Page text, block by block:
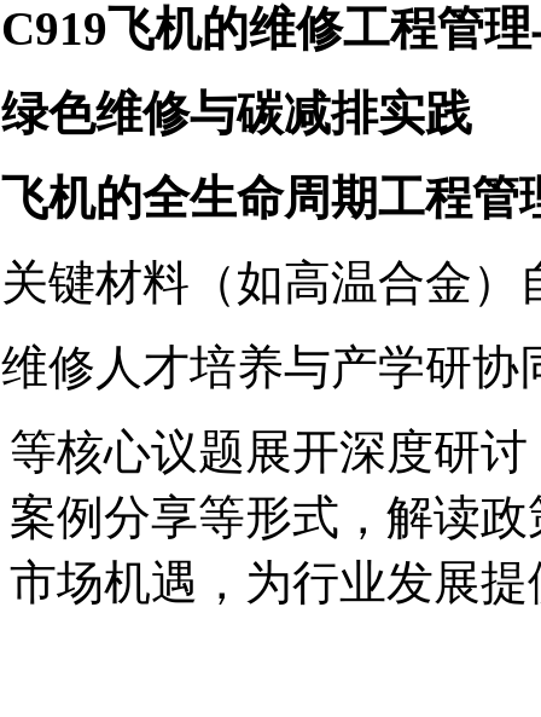
C919飞机的维修工程管
绿色维修与碳减排实践
飞机的全生命周期工程管
键材料（如高温合金）
修人才培养与产学研协
等核心议题展开深度研
案例分享等形式，解读
市场机遇，为行业发展